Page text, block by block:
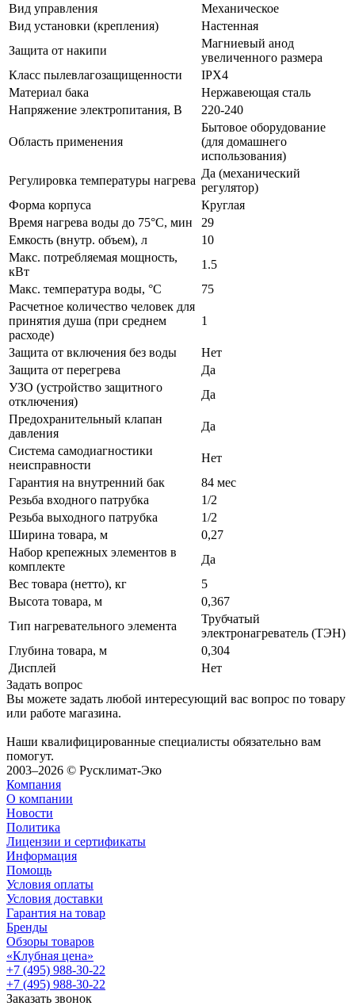
Вид управления
Механическое
Вид установки (крепления)
Настенная
Защита от накипи
Магниевый анод
увеличенного размера
Класс пылевлагозащищенности
IPX4
Материал бака
Нержавеющая сталь
Напряжение электропитания, В
220-240
Область применения
Бытовое оборудование
(для домашнего
использования)
Регулировка температуры нагрева
Да (механический
регулятор)
Форма корпуса
Круглая
Время нагрева воды до 75°С, мин
29
Емкость (внутр. объем), л
10
Макс. потребляемая мощность,
кВт
1.5
Макс. температура воды, °С
75
Расчетное количество человек для
принятия душа (при среднем
расходе)
1
Защита от включения без воды
Нет
Защита от перегрева
Да
УЗО (устройство защитного
отключения)
Да
Предохранительный клапан
давления
Да
Система самодиагностики
неисправности
Нет
Гарантия на внутренний бак
84 мес
Резьба входного патрубка
1/2
Резьба выходного патрубка
1/2
Ширина товара, м
0,27
Набор крепежных элементов в
комплекте
Да
Вес товара (нетто), кг
5
Высота товара, м
0,367
Тип нагревательного элемента
Трубчатый
электронагреватель (ТЭН)
Глубина товара, м
0,304
Дисплей
Нет
Задать вопрос
Вы можете задать любой интересующий вас вопрос по товару
или работе магазина.
Наши квалифицированные специалисты обязательно вам
помогут.
2003–2026 © Русклимат-Эко
Компания
О компании
Новости
Политика
Лицензии и сертификаты
Информация
Помощь
Условия оплаты
Условия доставки
Гарантия на товар
Бренды
Обзоры товаров
«Клубная цена»
+7 (495) 988-30-22
+7 (495) 988-30-22
Заказать звонок